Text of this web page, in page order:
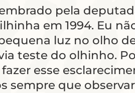
pela
em 1994. Eu
luz no olho
teste do olhinho.
esse
que